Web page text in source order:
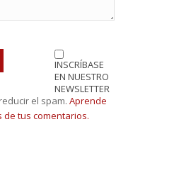
INSCRÍBASE
EN NUESTRO
NEWSLETTER
el spam. Aprende
de tus comentarios.